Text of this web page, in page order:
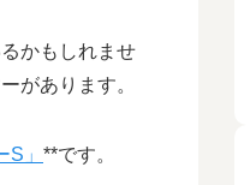
かもしれませ
があります。
」 **です。